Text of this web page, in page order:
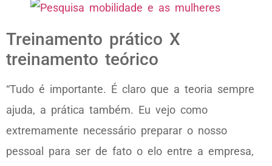
Treinamento prático X
treinamento teórico
“Tudo é importante. É claro que a teoria sempre
ajuda, a prática também. Eu vejo como
extremamente necessário preparar o nosso
pessoal para ser de fato o elo entre a empresa,